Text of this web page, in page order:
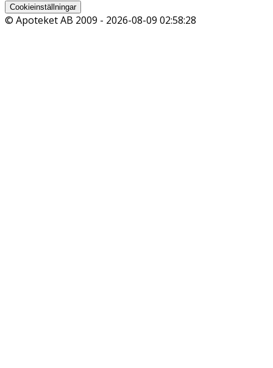
Cookieinställningar
© Apoteket AB 2009 - 2026-08-09 02:58:28